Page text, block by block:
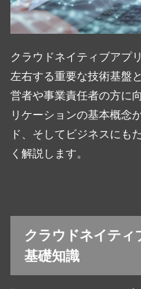
クラウドネイティブアプ
左右する重要な技術基盤
営者や事業責任者の方に
リケーションの基本概念
ド、そしてビジネスにも
く解説します。
クラウドネイティ
基礎知識